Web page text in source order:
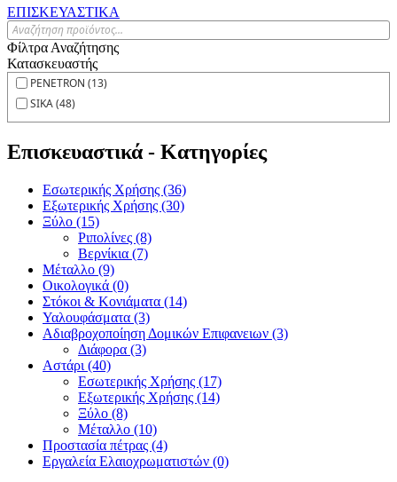
ΕΠΙΣΚΕΥΑΣΤΙΚΑ
Φίλτρα Αναζήτησης
Κατασκευαστής
PENETRON (13)
SIKA (48)
Επισκευαστικά - Κατηγορίες
Εσωτερικής Χρήσης (36)
Εξωτερικής Χρήσης (30)
Ξύλο (15)
Ριπολίνες (8)
Βερνίκια (7)
Μέταλλο (9)
Οικολογικά (0)
Στόκοι & Κονιάματα (14)
Υαλουφάσματα (3)
Αδιαβροχοποίηση Δομικών Επιφανειων (3)
Διάφορα (3)
Αστάρι (40)
Εσωτερικής Χρήσης (17)
Εξωτερικής Χρήσης (14)
Ξύλο (8)
Μέταλλο (10)
Προστασία πέτρας (4)
Εργαλεία Ελαιοχρωματιστών (0)